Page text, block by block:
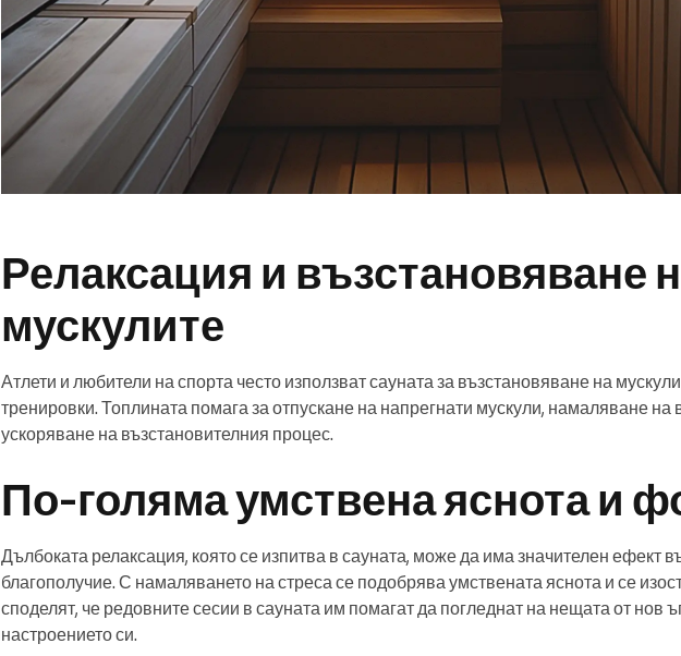
Релаксация и възстановяване
мускулите
Атлети и любители на спорта често използват сауната за възстановяване на
тренировки. Топлината помага за отпускане на напрегнати мускули, намаляване на
ускоряване на възстановителния процес.
По-голяма умствена яснота и
Дълбоката релаксация, която се изпитва в сауната, може да има значителен ефект
благополучие. С намаляването на стреса се подобрява умствената яснота и се
споделят, че редовните сесии в сауната им помагат да погледнат на нещата от нов
настроението си.